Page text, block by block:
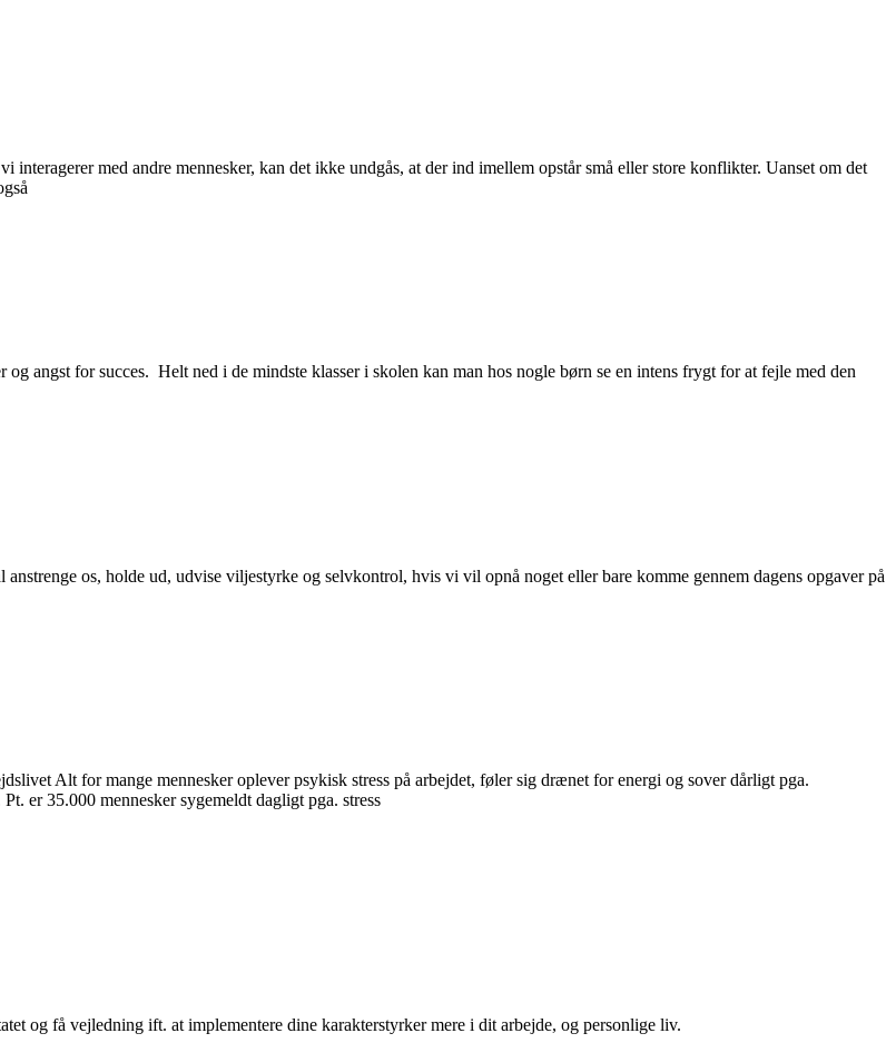
med andre mennesker, kan det ikke undgås, at der ind imellem opstår små eller store konflikter. Uanset om det
angst for succes. Helt ned i de mindste klasser i skolen kan man hos nogle børn se en intens frygt for at fejle med den
os, holde ud, udvise viljestyrke og selvkontrol, hvis vi vil opnå noget eller bare komme gennem dagens opgaver på
Alt for mange mennesker oplever psykisk stress på arbejdet, føler sig drænet for energi og sover dårligt pga.
er 35.000 mennesker sygemeldt dagligt pga. stress
og få vejledning ift. at implementere dine karakterstyrker mere i dit arbejde, og personlige liv.